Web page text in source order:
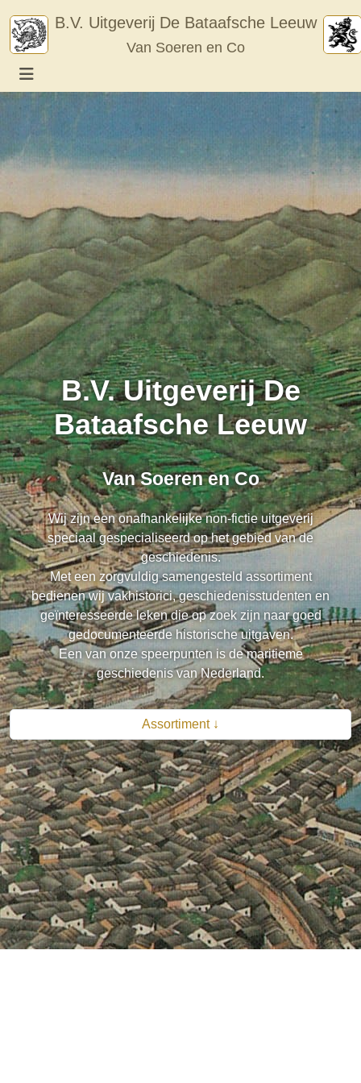
content
B.V. Uitgeverij De Bataafsche Leeuw
Van Soeren en Co
B.V. Uitgeverij De
Bataafsche Leeuw
Van Soeren en Co
Wij zijn een onafhankelijke non-fictie uitgeverij
speciaal gespecialiseerd op het gebied van de
geschiedenis.
Met een zorgvuldig samengesteld assortiment
bedienen wij vakhistorici, geschiedenisstudenten en
geïnteresseerde leken die op zoek zijn naar goed
gedocumenteerde historische uitgaven.
Een van onze speerpunten is de maritieme
geschiedenis van Nederland.
Assortiment ↓